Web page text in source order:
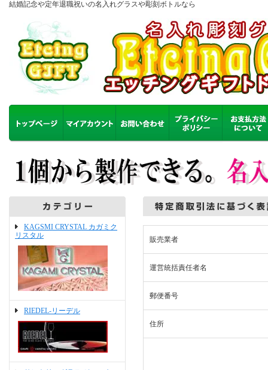
結婚記念や定年退職祝いの名入れグラスや彫刻ボトルなら
KAGSMI CRYSTAL カガミク
リスタル
RIEDEL-リーデル
販売業者
運営統括責任者名
郵便番号
住所